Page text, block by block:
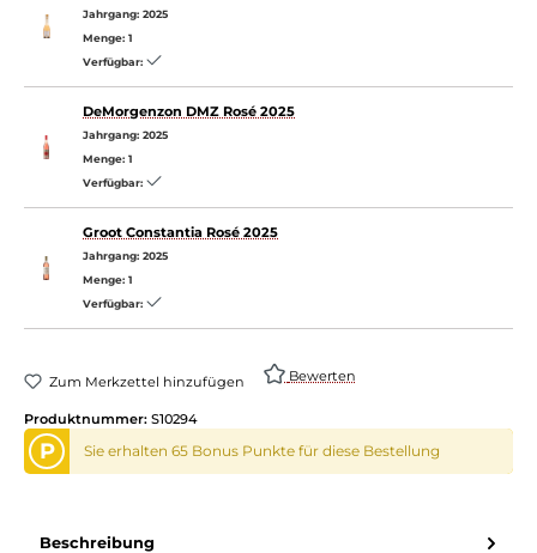
Jahrgang: 2025
Menge: 1
Verfügbar:
DeMorgenzon DMZ Rosé 2025
Jahrgang: 2025
Menge: 1
Verfügbar:
Groot Constantia Rosé 2025
Jahrgang: 2025
Menge: 1
Verfügbar:
Zum Merkzettel hinzufügen Bewerten
Produktnummer: S10294
P Sie erhalten 65 Bonus Punkte für diese Bestellung
Beschreibung